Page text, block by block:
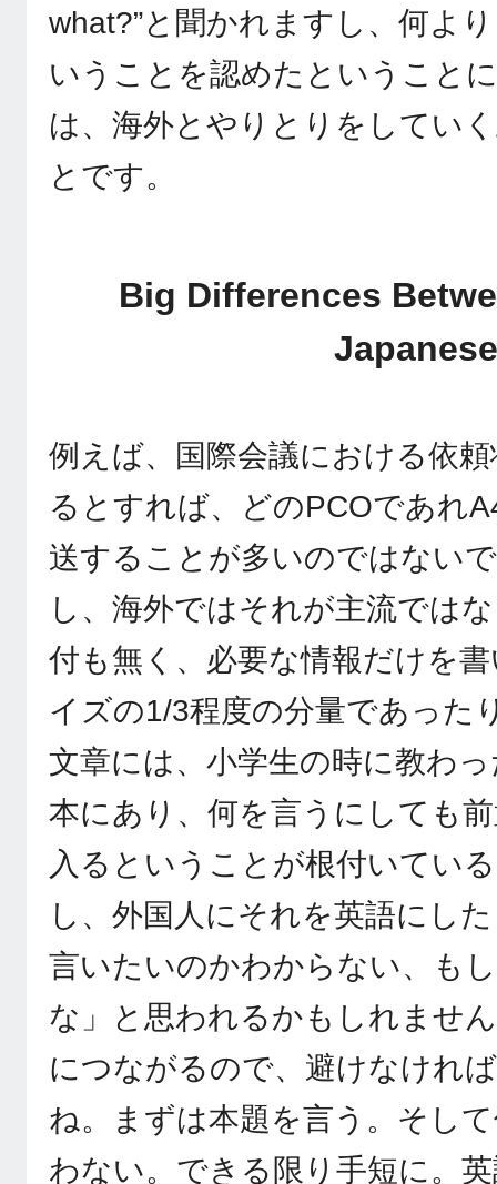
what?”と聞かれますし、何よ
いうことを認めたということ
は、海外とやりとりをしてい
とです。
Big Differences
Japanese
例えば、国際会議における依
るとすれば、どのPCOであれ
送することが多いのではない
し、海外ではそれが主流では
付も無く、必要な情報だけを
イズの1/3程度の分量であった
文章には、小学生の時に教わ
本にあり、何を言うにしても
入るということが根付いてい
し、外国人にそれを英語にし
言いたいのかわからない、も
な」と思われるかもしれませ
につながるので、避けなけれ
ね。まずは本題を言う。そし
わない。できる限り手短に。